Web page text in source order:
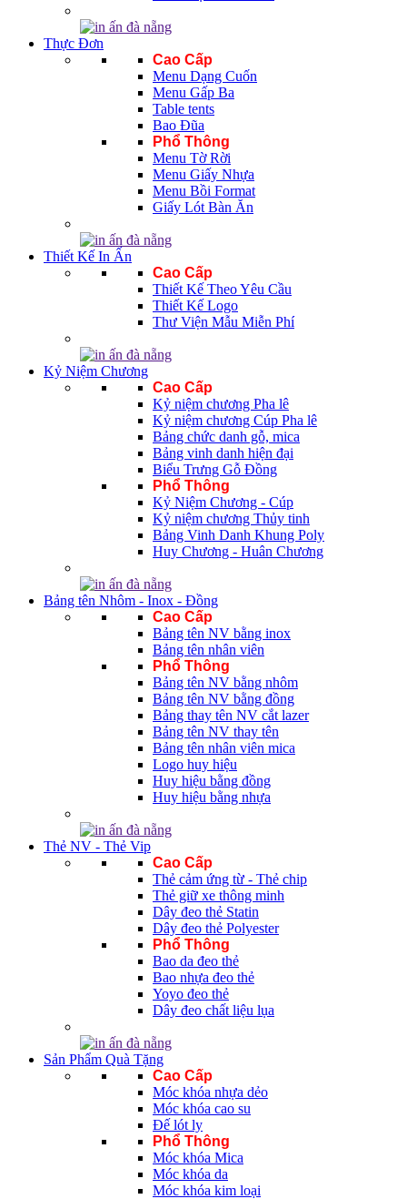
Thực Đơn
Cao Cấp
Menu Dạng Cuốn
Menu Gấp Ba
Table tents
Bao Đũa
Phổ Thông
Menu Tờ Rời
Menu Giấy Nhựa
Menu Bồi Format
Giấy Lót Bàn Ăn
Thiết Kế In Ấn
Cao Cấp
Thiết Kế Theo Yêu Cầu
Thiết Kế Logo
Thư Viện Mẫu Miễn Phí
Kỷ Niệm Chương
Cao Cấp
Kỷ niệm chương Pha lê
Kỷ niệm chương Cúp Pha lê
Bảng chức danh gỗ, mica
Bảng vinh danh hiện đại
Biểu Trưng Gỗ Đồng
Phổ Thông
Kỷ Niệm Chương - Cúp
Kỷ niệm chương Thủy tinh
Bảng Vinh Danh Khung Poly
Huy Chương - Huân Chương
Bảng tên Nhôm - Inox - Đồng
Cao Cấp
Bảng tên NV bằng inox
Bảng tên nhân viên
Phổ Thông
Bảng tên NV bằng nhôm
Bảng tên NV bằng đồng
Bảng thay tên NV cắt lazer
Bảng tên NV thay tên
Bảng tên nhân viên mica
Logo huy hiệu
Huy hiệu bằng đồng
Huy hiệu bằng nhựa
Thẻ NV - Thẻ Vip
Cao Cấp
Thẻ cảm ứng từ - Thẻ chip
Thẻ giữ xe thông minh
Dây đeo thẻ Statin
Dây đeo thẻ Polyester
Phổ Thông
Bao da đeo thẻ
Bao nhựa đeo thẻ
Yoyo đeo thẻ
Dây đeo chất liệu lụa
Sản Phẩm Quà Tặng
Cao Cấp
Móc khóa nhựa dẻo
Móc khóa cao su
Đế lót ly
Phổ Thông
Móc khóa Mica
Móc khóa da
Móc khóa kim loại